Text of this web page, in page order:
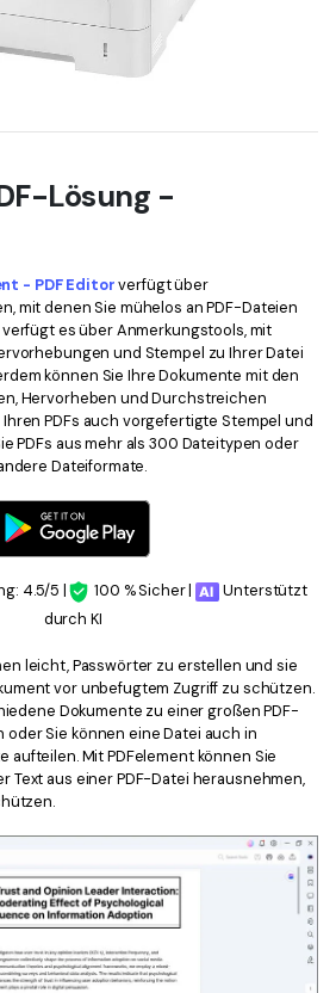
Lösung -
- PDF Editorverfügt über
mit denen Sie mühelos an PDF-Dateien
es über Anmerkungstools, mit
und Stempel zu Ihrer Datei
können Sie Ihre Dokumente mit den
Hervorheben und Durchstreichen
PDFs auch vorgefertigte Stempel und
PDFs aus mehr als 300 Dateitypen oder
Dateiformate.
4.5/5 | 100 % Sicher |
Unterstützt
durch KI
leicht, Passwörter zu erstellen und sie
vor unbefugtem Zugriff zu schützen.
Dokumente zu einer großen PDF-
Sie können eine Datei auch in
aufteilen. Mit PDFelement können Sie
Text aus einer PDF-Datei herausnehmen,